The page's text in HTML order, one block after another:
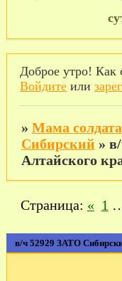
Доброе утро! Как
Войдитеили
» Мама солдата
Сибирский »
Алтайского
в/ч 52929 ЗАТО
Страница: « 1